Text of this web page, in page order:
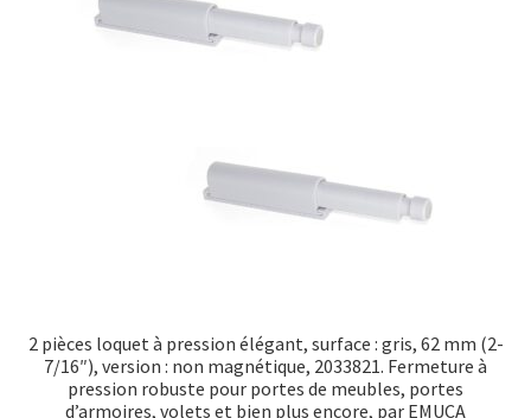
2 pièces loquet à pression élégant, surface : gris, 62 mm (2-
7/16″), version : non magnétique, 2033821. Fermeture à
pression robuste pour portes de meubles, portes
d’armoires, volets et bien plus encore, par EMUCA